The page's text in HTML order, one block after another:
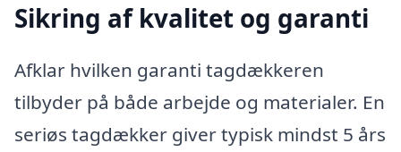
Sikring af kvalitet og garanti
Afklar hvilken garanti tagdækkeren
tilbyder på både arbejde og materialer. En
seriøs tagdækker giver typisk mindst 5 års